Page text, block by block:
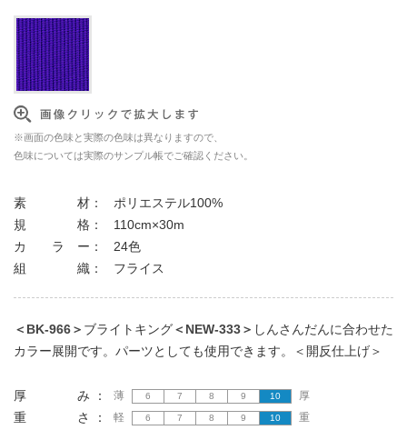
※画面の色味と実際の色味は異なりますので、
色味については実際のサンプル帳でご確認ください。
素 材：
ポリエステル100%
規 格：
110cm×30m
カ ラ ー：
24色
組 織：
フライス
＜BK-966＞ ブライトキング＜NEW-333＞ しんさんだんに合わせた
カラー展開です。パーツとしても使用できます。＜開反仕上げ＞
厚 み ： 薄 6 7 8 9 10 厚
重 さ ： 軽 6 7 8 9 10 重